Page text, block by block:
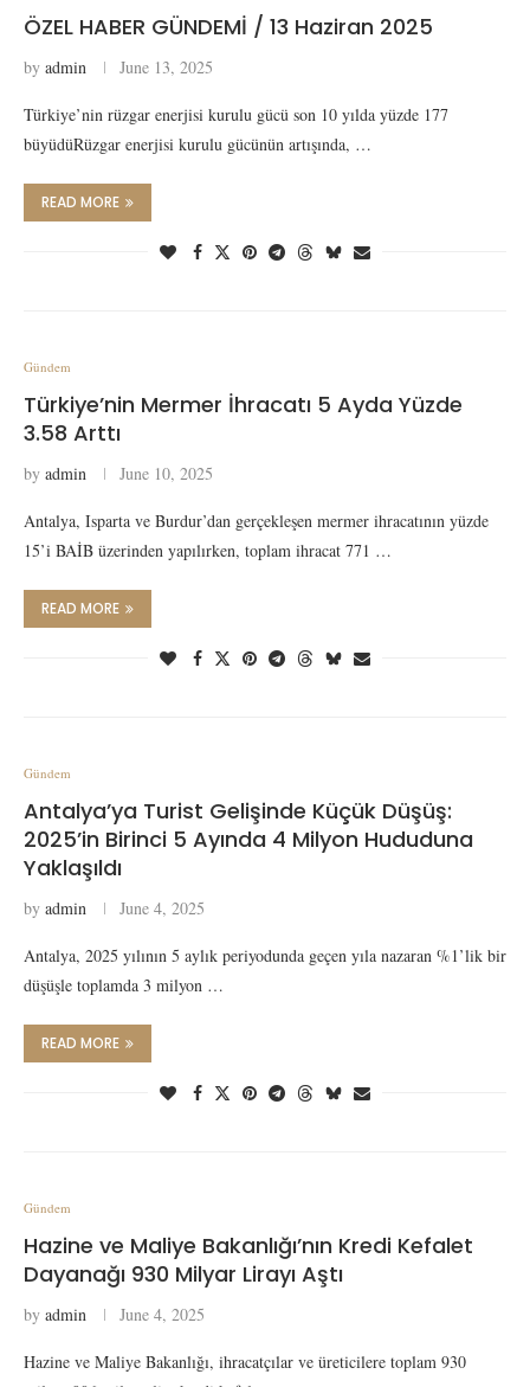
ÖZEL HABER GÜNDEMİ / 13 Haziran 2025
by admin June 13, 2025
Türkiye’nin rüzgar enerjisi kurulu gücü son 10 yılda yüzde 177
büyüdüRüzgar enerjisi kurulu gücünün artışında, …
READ MORE
Gündem
Türkiye’nin Mermer İhracatı 5 Ayda Yüzde
3.58 Arttı
by admin June 10, 2025
Antalya, Isparta ve Burdur’dan gerçekleşen mermer ihracatının yüzde
15’i BAİB üzerinden yapılırken, toplam ihracat 771 …
READ MORE
Gündem
Antalya’ya Turist Gelişinde Küçük Düşüş:
2025’in Birinci 5 Ayında 4 Milyon Hududuna
Yaklaşıldı
by admin June 4, 2025
Antalya, 2025 yılının 5 aylık periyodunda geçen yıla nazaran %1’lik bir
düşüşle toplamda 3 milyon …
READ MORE
Gündem
Hazine ve Maliye Bakanlığı’nın Kredi Kefalet
Dayanağı 930 Milyar Lirayı Aştı
by admin June 4, 2025
Hazine ve Maliye Bakanlığı, ihracatçılar ve üreticilere toplam 930